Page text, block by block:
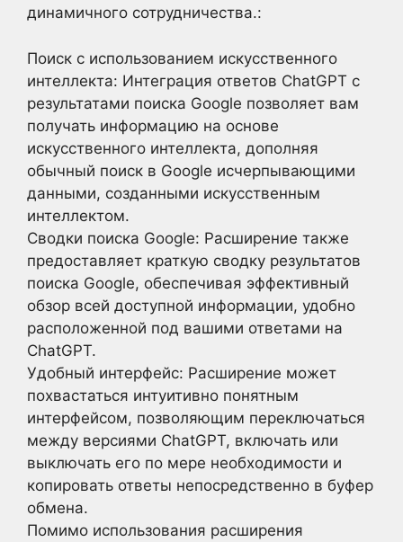
динамичного сотрудничества.:
Поиск с использованием искусственного
интеллекта: Интеграция ответов ChatGPT с
результатами поиска Google позволяет вам
получать информацию на основе
искусственного интеллекта, дополняя
обычный поиск в Google исчерпывающими
данными, созданными искусственным
интеллектом.
Сводки поиска Google: Расширение также
предоставляет краткую сводку результатов
поиска Google, обеспечивая эффективный
обзор всей доступной информации, удобно
расположенной под вашими ответами на
ChatGPT.
Удобный интерфейс: Расширение может
похвастаться интуитивно понятным
интерфейсом, позволяющим переключаться
между версиями ChatGPT, включать или
выключать его по мере необходимости и
копировать ответы непосредственно в буфер
обмена.
Помимо использования расширения